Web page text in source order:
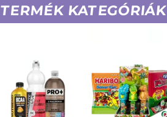
TERMÉK KATEGÓRIÁK